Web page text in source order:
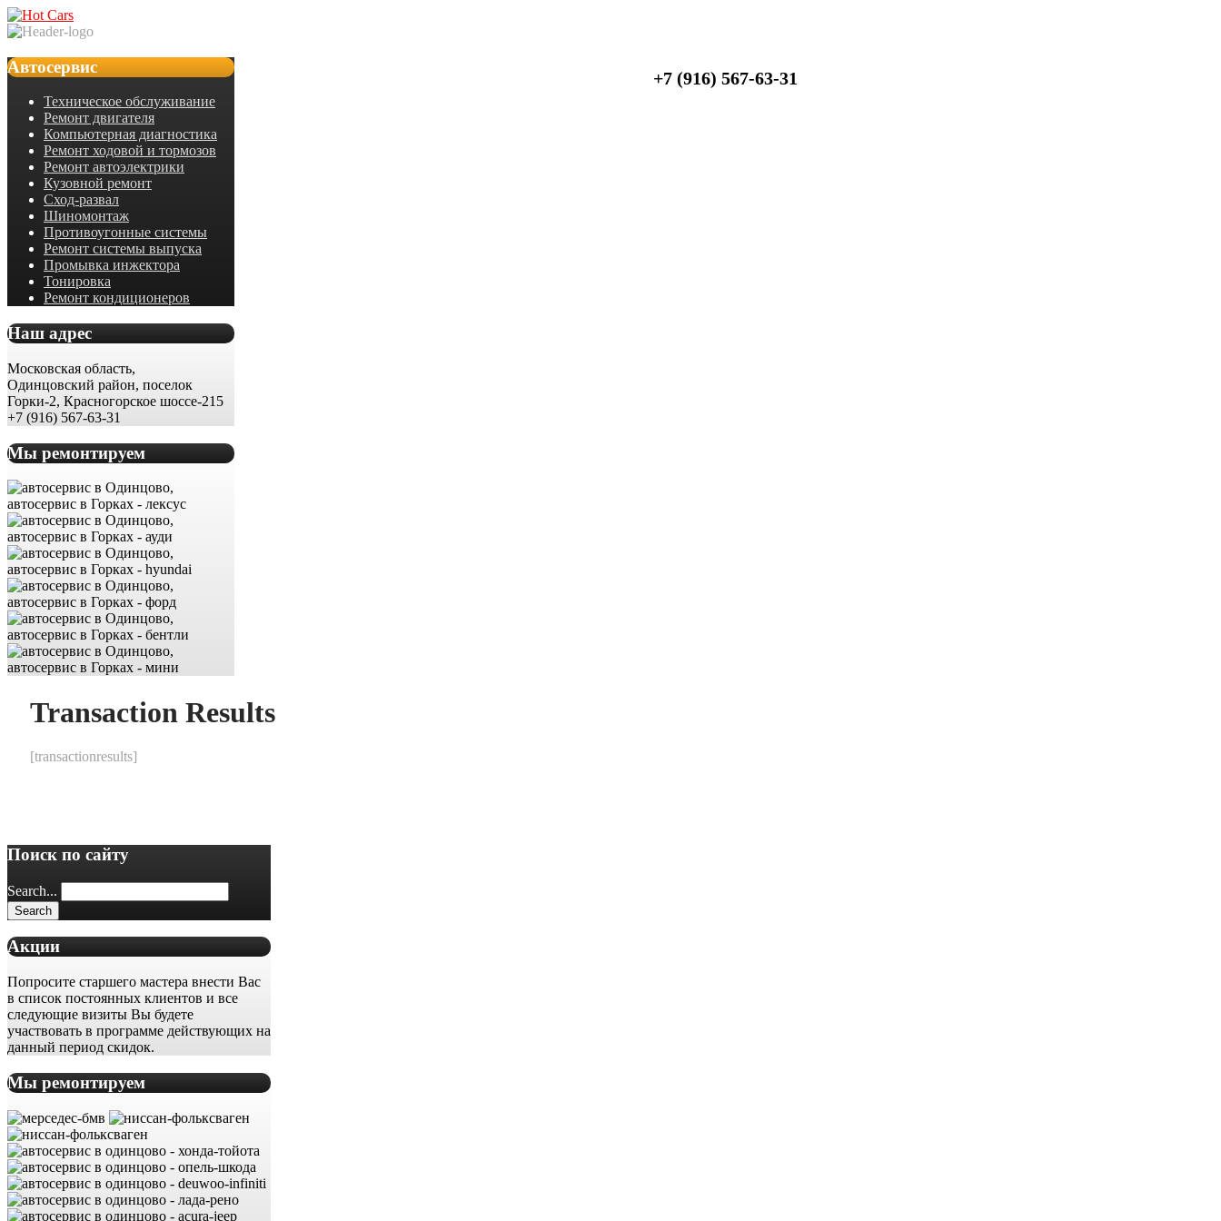
+7 (916) 567-63-31
Автосервис
Техническое обслуживание
Ремонт двигателя
Компьютерная диагностика
Ремонт ходовой и тормозов
Ремонт автоэлектрики
Кузовной ремонт
Сход-развал
Шиномонтаж
Противоугонные системы
Ремонт системы выпуска
Промывка инжектора
Тонировка
Ремонт кондиционеров
Наш адрес
Московская область,
Одинцовский район, поселок
Горки-2, Красногорское шоссе-215
+7 (916) 567-63-31
Мы ремонтируем
Transaction Results
[transactionresults]
Поиск по сайту
Search...
Акции
Попросите старшего мастера внести Вас
в список постоянных клиентов и все
следующие визиты Вы будете
участвовать в программе действующих на
данный период скидок.
Мы ремонтируем